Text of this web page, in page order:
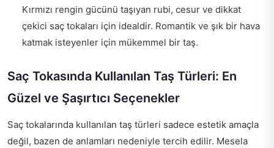
Kırmızı rengin gücünü taşıyan rubi, cesur ve dikkat
çekici saç tokaları için idealdir. Romantik ve şık bir hava
katmak isteyenler için mükemmel bir taş.
Saç Tokasında Kullanılan Taş Türleri: En
Güzel ve Şaşırtıcı Seçenekler
Saç tokalarında kullanılan taş türleri sadece estetik amaçla
değil, bazen de anlamları nedeniyle tercih edilir. Mesela